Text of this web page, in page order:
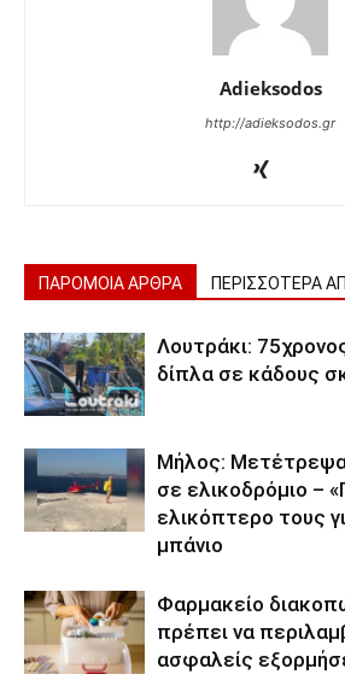
Adieksodos
http://adieksodos.gr
ΠΑΡΟΜΟΙΑ ΑΡΘΡΑ ΠΕΡΙΣΣΟΤΕΡΑ
Λουτράκι:
δίπλα σε κάδους
Μήλος:
σε ελικοδρόμιο –
ελικόπτερο τους
μπάνιο
Φαρμακείο
πρέπει να
ασφαλείς